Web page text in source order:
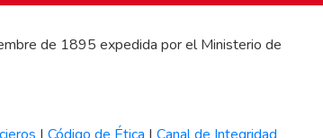
de 1895 expedida por el Ministerio de